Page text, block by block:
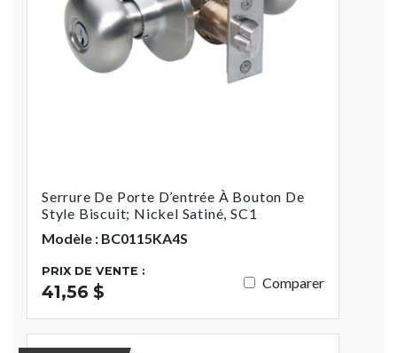
Serrure De Porte D’entrée À Bouton De
Style Biscuit; Nickel Satiné, SC1
Modèle : BC0115KA4S
PRIX DE VENTE :
41,56 $ Comparer